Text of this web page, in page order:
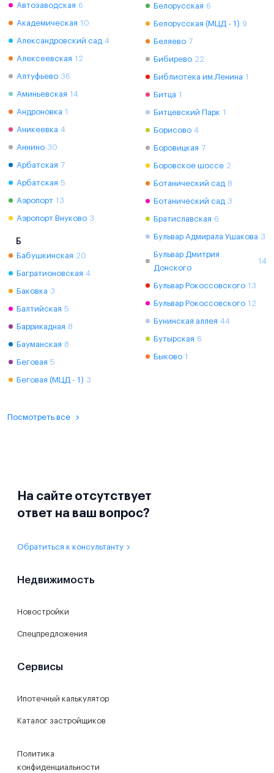
Автозаводская 6
Академическая 10
Александровский сад 4
Алексеевская 12
Алтуфьево 36
Аминьевская 14
Андроновка 1
Аникеевка 4
Аннино 30
Арбатская 7
Арбатская 5
Аэропорт 13
Аэропорт Внуково 3
Б
Бабушкинская 20
Багратионовская 4
Баковка 3
Балтийская 5
Баррикадная 8
Бауманская 8
Беговая 5
Беговая (МЦД - 1) 3
Белорусская 6
Белорусская (МЦД - 1) 9
Беляево 7
Бибирево 22
Библиотека им.Ленина 1
Битца 1
Битцевский Парк 1
Борисово 4
Боровицкая 7
Боровское шоссе 2
Ботанический сад 8
Ботанический сад 3
Братиславская 6
Бульвар Адмирала Ушакова 3
Бульвар Дмитрия
Донского
14
Бульвар Рокоссовского 13
Бульвар Рокоссовского 12
Бунинская аллея 44
Бутырская 6
Быково 1
Посмотреть все
На сайте отсутствует
ответ на ваш вопрос?
Обратиться к консультанту
Недвижимость
Новостройки
Спецпредложения
Сервисы
Ипотечный калькулятор
Каталог застройщиков
Политика
конфиденциальности